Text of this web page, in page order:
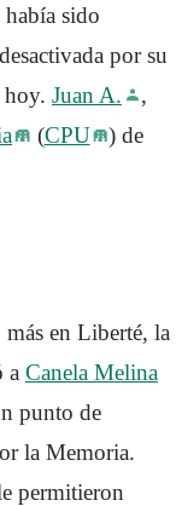
sido
por su
hoy. Juan A.
,
(CPU
) de
en Liberté, la
a Canela Melina
punto de
la Memoria.
permitieron